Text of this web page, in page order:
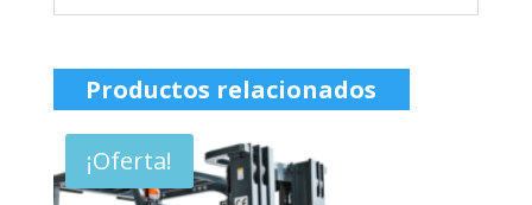
Productos relacionados
¡Oferta!